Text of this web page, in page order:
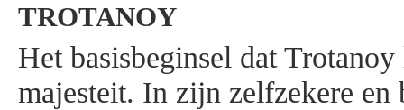
TROTANOY
Het basisbeginsel dat
majesteit. In zijn zelfzekere en